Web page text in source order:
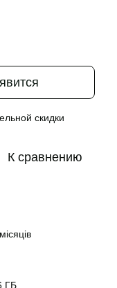
скидки
К сравнению
ГБ